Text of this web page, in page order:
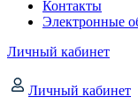
Контакты
Электронные
Личный кабинет
Личный кабинет